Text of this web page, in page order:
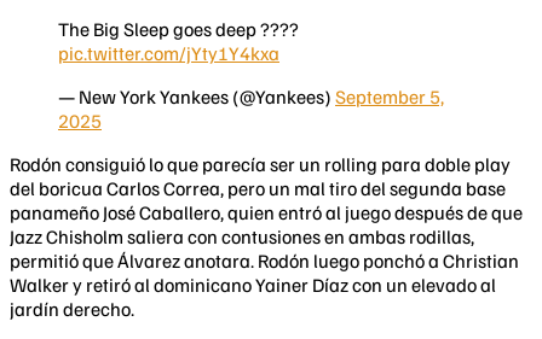
The Big Sleep goes deep ????
pic.twitter.com/jYty1Y4kxa
— New York Yankees (@Yankees) September 5,
2025
Rodón consiguió lo que parecía ser un rolling para doble play
del boricua Carlos Correa, pero un mal tiro del segunda base
panameño José Caballero, quien entró al juego después de que
Jazz Chisholm saliera con contusiones en ambas rodillas,
permitió que Álvarez anotara. Rodón luego ponchó a Christian
Walker y retiró al dominicano Yainer Díaz con un elevado al
jardín derecho.